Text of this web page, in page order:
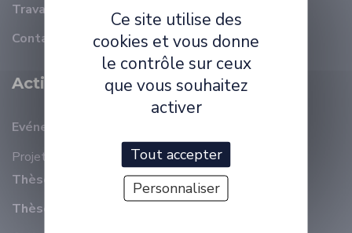
Travailler à ELLIADD
Contact
Activité Scientifique
Evénements récents
Projets
Thèses en cours
Thèses soutenues
Ce site utilise des
cookies et vous donne
le contrôle sur ceux
que vous souhaitez
activer
Tout accepter
Personnaliser